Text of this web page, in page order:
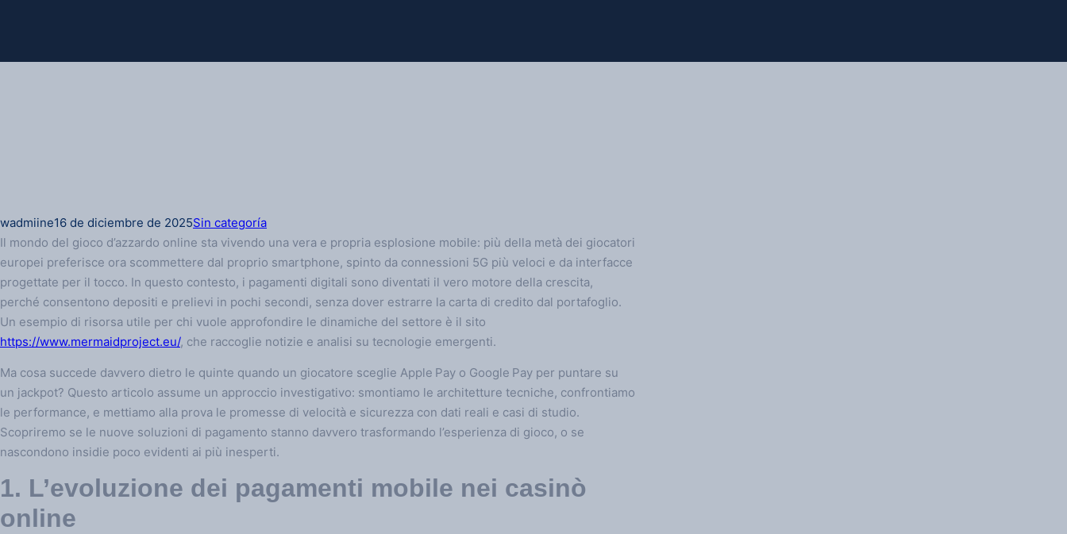
wadmiine16 de diciembre de 2025Sin categoría
Il mondo del gioco d’azzardo online sta vivendo una vera e propria esplosione mobile: più della metà dei giocatori
europei preferisce ora scommettere dal proprio smartphone, spinto da connessioni 5G più veloci e da interfacce
progettate per il tocco. In questo contesto, i pagamenti digitali sono diventati il vero motore della crescita,
perché consentono depositi e prelievi in pochi secondi, senza dover estrarre la carta di credito dal portafoglio.
Un esempio di risorsa utile per chi vuole approfondire le dinamiche del settore è il sito
https://www.mermaidproject.eu/, che raccoglie notizie e analisi su tecnologie emergenti.
Ma cosa succede davvero dietro le quinte quando un giocatore sceglie Apple Pay o Google Pay per puntare su
un jackpot? Questo articolo assume un approccio investigativo: smontiamo le architetture tecniche, confrontiamo
le performance, e mettiamo alla prova le promesse di velocità e sicurezza con dati reali e casi di studio.
Scopriremo se le nuove soluzioni di pagamento stanno davvero trasformando l’esperienza di gioco, o se
nascondono insidie poco evidenti ai più inesperti.
1. L’evoluzione dei pagamenti mobile nei casinò
online